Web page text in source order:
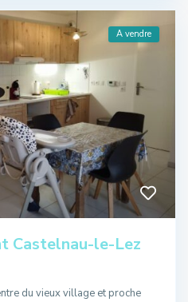
A vendre
Castelnau-le-Lez
du vieux village et proche